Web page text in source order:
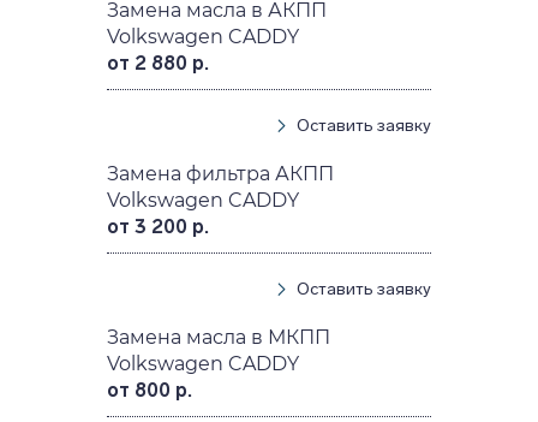
Замена масла в АКПП
Volkswagen CADDY
от 2 880 р.
Оставить заявку
Замена фильтра АКПП
Volkswagen CADDY
от 3 200 р.
Оставить заявку
Замена масла в МКПП
Volkswagen CADDY
от 800 р.